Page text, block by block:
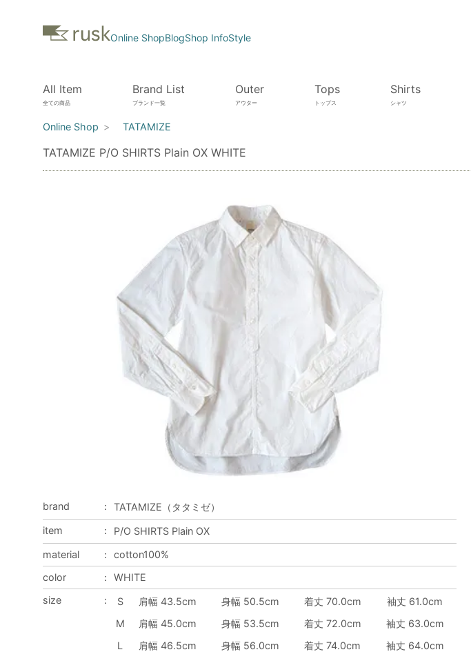
Online ShopBlogShop InfoStyle
All Item
全ての商品
Brand List
ブランド一覧
Outer
アウター
Tops
トップス
Shirts
シャツ
Online Shop TATAMIZE
TATAMIZE P/O SHIRTS Plain OX WHITE
brand ：
TATAMIZE（タタミゼ）
item
：
P/O SHIRTS Plain OX
material
：
cotton100%
color
：
WHITE
size
： S 肩幅 43.5cm 身幅 50.5cm 着丈 70.0cm
袖丈 61.0cm
M
肩幅 45.0cm 身幅 53.5cm 着丈 72.0cm
袖丈 63.0cm
L
肩幅 46.5cm 身幅 56.0cm 着丈 74.0cm
袖丈 64.0cm